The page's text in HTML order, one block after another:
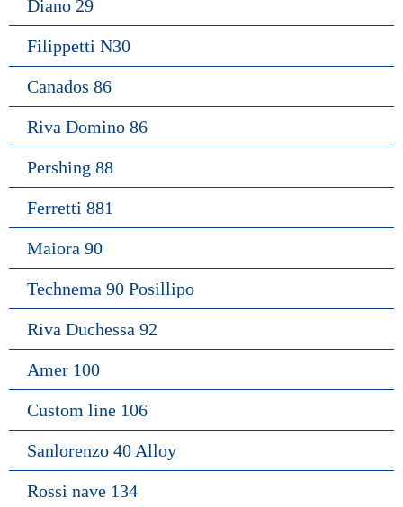
Diano 29
Filippetti N30
Canados 86
Riva Domino 86
Pershing 88
Ferretti 881
Maiora 90
Technema 90 Posillipo
Riva Duchessa 92
Amer 100
Custom line 106
Sanlorenzo 40 Alloy
Rossi nave 134